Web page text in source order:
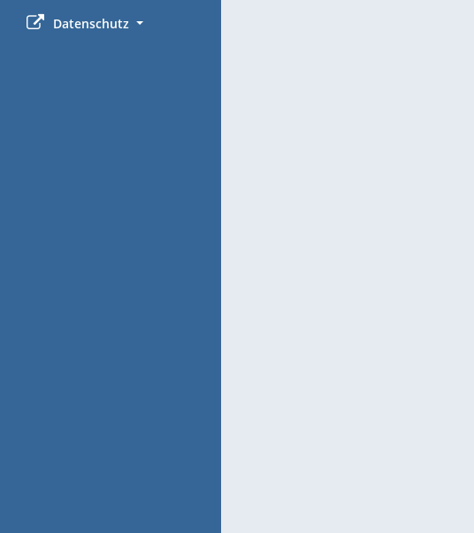
Datenschutz